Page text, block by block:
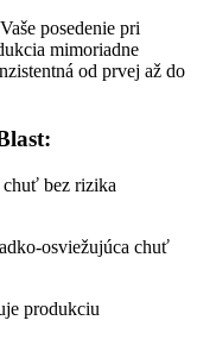
Vaše posedenie pri
mimoriadne
od prvej až do
chuť bez rizika
osviežujúca chuť
produkciu